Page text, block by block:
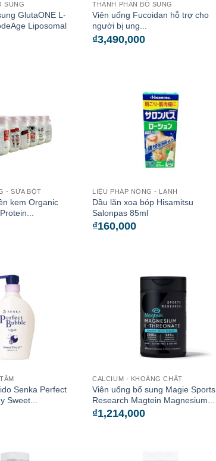
SUNG
GlutaONE L-
Liposomal
THÀNH PHẦN BỔ SUNG
Viên uống Fucoidan hỗ trợ cho
người bị ung...
₫3,490,000
- SỮA BỘT
kem Organic
LIỆU PHÁP NÓNG - LẠNH
Dầu lăn xoa bóp Hisamitsu
Salonpas 85ml
₫160,000
Senka Perfect
Sweet...
CALCIUM - KHOÁNG CHẤT
Viên uống bổ sung Magie Sports
Research Magtein Magnesium...
₫1,214,000